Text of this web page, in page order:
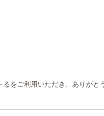
るをご利用いただき、ありが